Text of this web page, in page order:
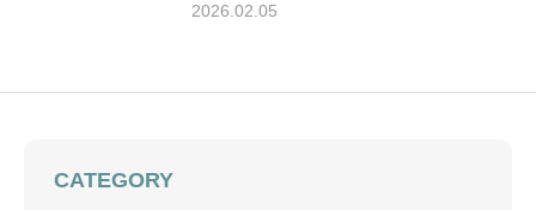
2026.02.05
CATEGORY